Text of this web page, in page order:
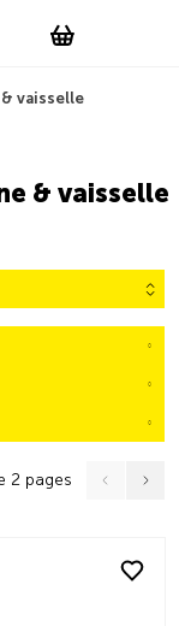
WishList
vaisselle
& vaisselle
2 pages